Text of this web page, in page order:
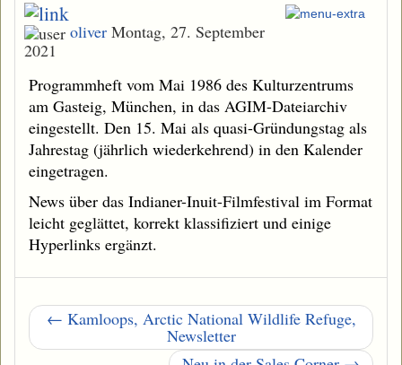
oliver Montag, 27. September
2021
Programmheft vom Mai 1986 des Kulturzentrums
am Gasteig, München, in das AGIM-Dateiarchiv
eingestellt. Den 15. Mai als quasi-Gründungstag als
Jahrestag (jährlich wiederkehrend) in den Kalender
eingetragen.
News über das Indianer-Inuit-Filmfestival im Format
leicht geglättet, korrekt klassifiziert und einige
Hyperlinks ergänzt.
← Kamloops, Arctic National Wildlife Refuge,
Newsletter